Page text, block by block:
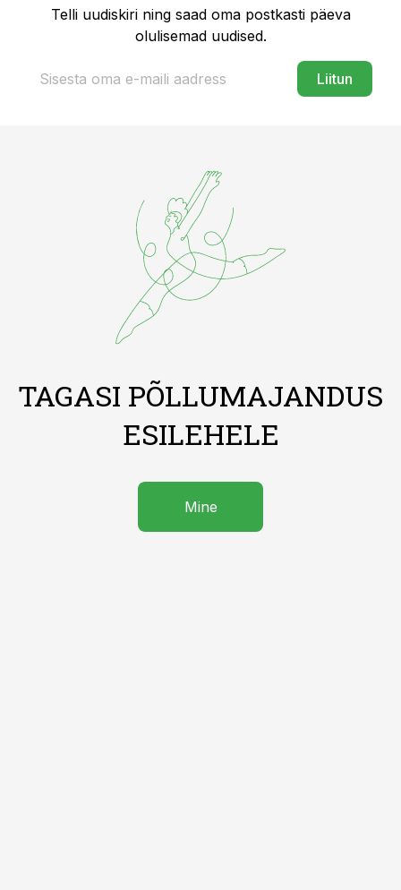
Telli uudiskiri ning saad oma postkasti päeva
olulisemad uudised.
Liitun
TAGASI PÕLLUMAJANDUS
ESILEHELE
Mine